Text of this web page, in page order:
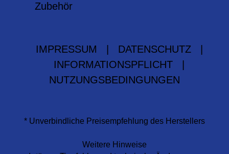
Zubehör
IMPRESSUM DATENSCHUTZ
INFORMATIONSPFLICHT
NUTZUNGSBEDINGUNGEN
* Unverbindliche Preisempfehlung des Herstellers
Weitere Hinweise